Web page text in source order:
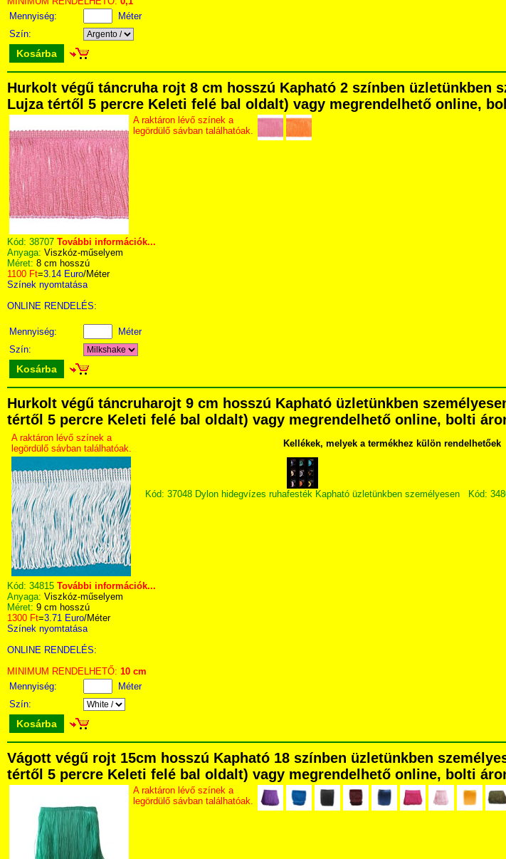
Mennyiség:
Méter
Szín:
Kosárba
Hurkolt végű táncruha rojt 8 cm hosszú Kapható 2 színben üzletünkben
Lujza tértől 5 percre Keleti felé bal oldalt) vagy megrendelhető online,
A raktáron lévő színek a
legördülő sávban találhatóak.
Kód: 38707 További információk...
Anyaga: Viszkóz-műselyem
Méret: 8 cm hosszú
1100 Ft=3.14 Euro/Méter
Színek nyomtatása
ONLINE RENDELÉS:
Mennyiség:
Méter
Szín:
Kosárba
Hurkolt végű táncruharojt 9 cm hosszú Kapható üzletünkben
tértől 5 percre Keleti felé bal oldalt) vagy megrendelhető online, bolti
A raktáron lévő színek a
legördülő sávban találhatóak.
Kellékek, melyek a termékhez külön rendelhetőek
Kód: 37048 Dylon hidegvízes ruhafesték Kapható üzletünkben személyesen Kód:
Kód: 34815 További információk...
Anyaga: Viszkóz-műselyem
Méret: 9 cm hosszú
1300 Ft=3.71 Euro/Méter
Színek nyomtatása
ONLINE RENDELÉS:
MINIMUM RENDELHETŐ: 10 cm
Mennyiség:
Méter
Szín:
Kosárba
Vágott végű rojt 15cm hosszú Kapható 18 színben üzletünkben
tértől 5 percre Keleti felé bal oldalt) vagy megrendelhető online, bolti
A raktáron lévő színek a
legördülő sávban találhatóak.